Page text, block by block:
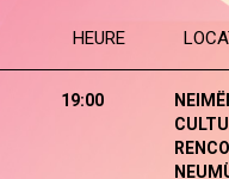
HEURE
19:00